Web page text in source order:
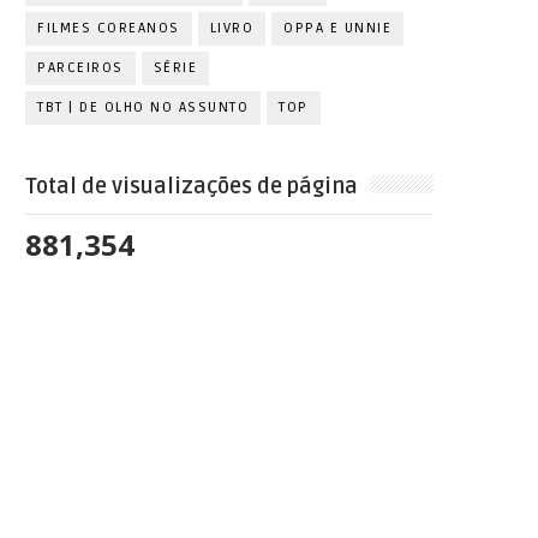
FILMES COREANOS LIVRO OPPA E UNNIE
PARCEIROS SÉRIE
TBT | DE OLHO NO ASSUNTO TOP
Total de visualizações de página
881,354